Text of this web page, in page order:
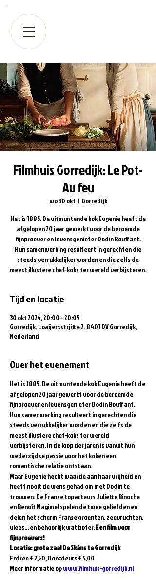
Filmhuis Gorredijk: Le Pot-
Au feu
wo 30 okt
  |
Gorredijk
Het is 1885. De uitmuntende kok Eugenie heeft de
afgelopen 20 jaar gewerkt voor de beroemde
fijnproever en levensgenieter Dodin Bouffant.
Hun samenwerking resulteert in gerechten die
steeds verrukkelijker worden en die zelfs de
meest illustere chef-koks ter wereld verbijsteren.
Tijd en locatie
30 okt 2024, 20:00 – 20:05
Gorredijk, Loaijersstrjitte 2, 8401 DV Gorredijk,
Nederland
Over het evenement
Het is 1885. De uitmuntende kok Eugenie heeft de
afgelopen 20 jaar gewerkt voor de beroemde
fijnproever en levensgenieter Dodin Bouffant.
Hun samenwerking resulteert in gerechten die
steeds verrukkelijker worden en die zelfs de
meest illustere chef-koks ter wereld
verbijsteren. In de loop der jaren is vanuit hun
wederzijdse passie voor het koken een
romantische relatie ontstaan.
Maar Eugenie hecht waarde aan haar vrijheid en
heeft nooit de wens gehad om met Dodin te
trouwen. De Franse topacteurs Juliette Binoche
en Benoît Magimel spelen de twee geliefden en
delen het scherm Franse groenten, zeevruchten,
vlees... en behoorlijk wat boter. Een film voor
fijnproevers!
Locatie: grote zaal De Skâns te Gorredijk
Entree € 7,50, Donateurs € 5,00
Meer informatie op www.filmhuis-gorredijk.nl